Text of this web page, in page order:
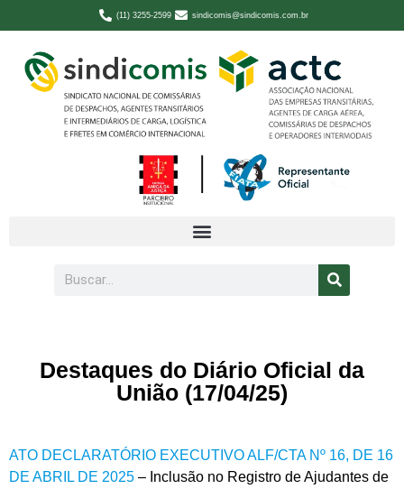
(11) 3255-2599 sindicomis@sindicomis.com.br
Destaques do Diário Oficial da
União (17/04/25)
ATO DECLARATÓRIO EXECUTIVO ALF/CTA Nº 16, DE 16
DE ABRIL DE 2025 – Inclusão no Registro de Ajudantes de